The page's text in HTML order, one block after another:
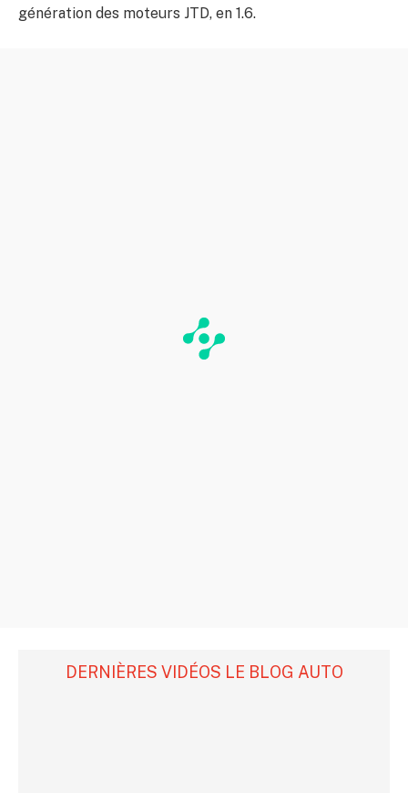
génération des moteurs JTD, en 1.6.
DERNIÈRES VIDÉOS LE BLOG AUTO